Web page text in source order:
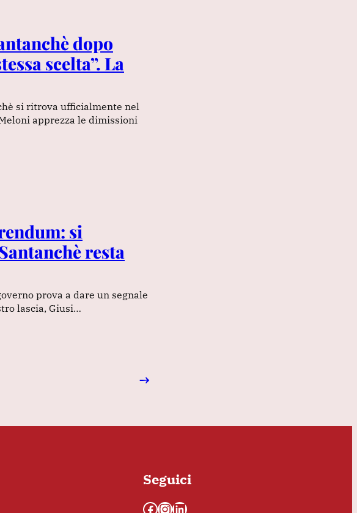
dopo
scelta”. La
si ritrova ufficialmente nel
apprezza le dimissioni
si
resta
prova a dare un segnale
lascia, Giusi…
→
Seguici
Facebook InstagramLinkedIn